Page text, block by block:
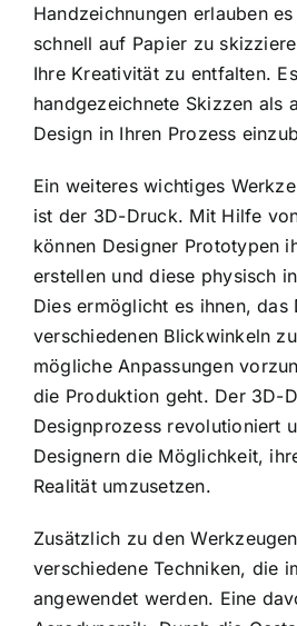
Handzeichnungen erlauben
schnell auf Papier zu
Ihre Kreativität zu entfalten.
handgezeichnete Skizzen als
Design in Ihren Prozess
Ein weiteres wichtiges
ist der 3D-Druck. Mit Hilfe
können Designer Prototypen
erstellen und diese physisch
Dies ermöglicht es ihnen, das
verschiedenen Blickwinkeln
mögliche Anpassungen
die Produktion geht. Der 3D-
Designprozess revolutioniert
Designern die Möglichkeit,
Realität umzusetzen.
Zusätzlich zu den
verschiedene Techniken, die
angewendet werden. Eine